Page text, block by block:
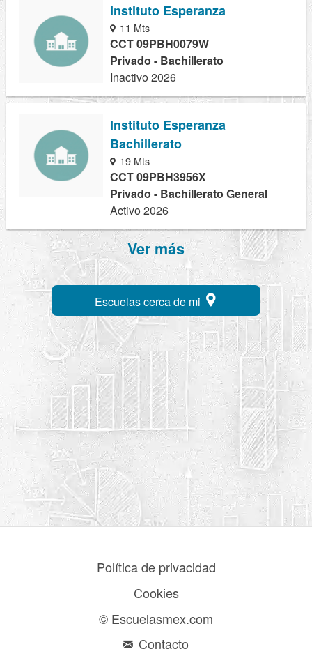
Instituto Esperanza
11 Mts
CCT 09PBH0079W
Privado - Bachillerato
Inactivo 2026
Instituto Esperanza
Bachillerato
19 Mts
CCT 09PBH3956X
Privado - Bachillerato General
Activo 2026
Ver más
Escuelas cerca de mi
Política de privacidad
Cookies
© Escuelasmex.com
Contacto